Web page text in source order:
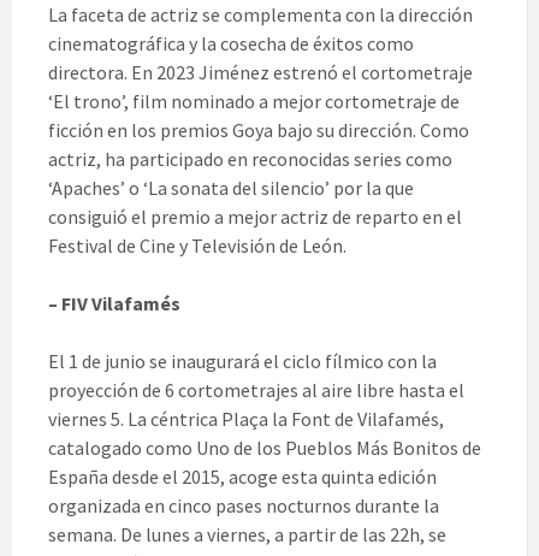
La faceta de actriz se complementa con la dirección
cinematográfica y la cosecha de éxitos como
directora. En 2023 Jiménez estrenó el cortometraje
‘El trono’, film nominado a mejor cortometraje de
ficción en los premios Goya bajo su dirección. Como
actriz, ha participado en reconocidas series como
‘Apaches’ o ‘La sonata del silencio’ por la que
consiguió el premio a mejor actriz de reparto en el
Festival de Cine y Televisión de León.
– FIV Vilafamés
El 1 de junio se inaugurará el ciclo fílmico con la
proyección de 6 cortometrajes al aire libre hasta el
viernes 5. La céntrica Plaça la Font de Vilafamés,
catalogado como Uno de los Pueblos Más Bonitos de
España desde el 2015, acoge esta quinta edición
organizada en cinco pases nocturnos durante la
semana. De lunes a viernes, a partir de las 22h, se